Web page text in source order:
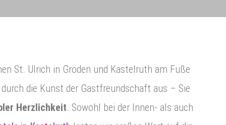
St. Ulrich in Gröden und Kastelruth am Fuße
die Kunst der Gastfreundschaft aus – Sie
Herzlichkeit. Sowohl bei der Innen- als auch